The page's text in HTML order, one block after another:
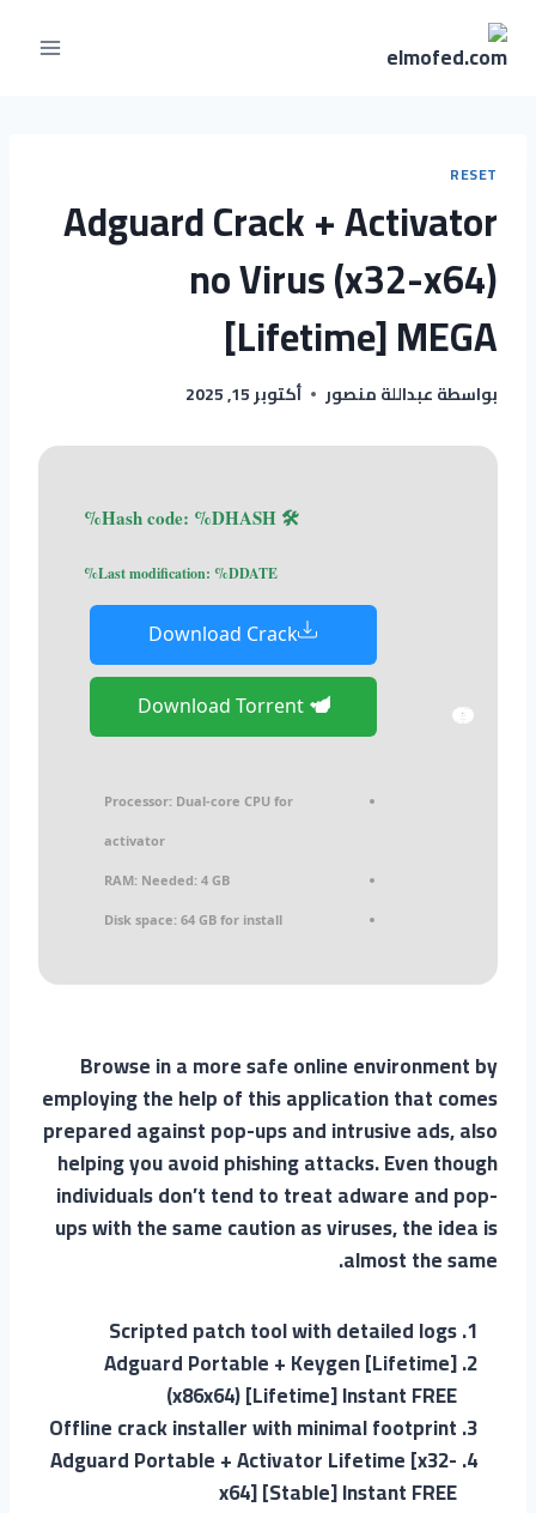
RESET
Adguard Crack + Activator
no Virus (x32-x64)
[Lifetime] MEGA
بواسطةعبداللة منصور أكتوبر 15, 2025
🛠 Hash code: %DHASH%
Last modification: %DDATE%
Download Crack
Download Torrent
Processor: Dual-core CPU for
activator
RAM: Needed: 4 GB
Disk space: 64 GB for install
Browse in a more safe online environment by
employing the help of this application that comes
prepared against pop-ups and intrusive ads, also
helping you avoid phishing attacks. Even though
individuals don’t tend to treat adware and pop-
ups with the same caution as viruses, the idea is
almost the same.
Scripted patch tool with detailed logs
Adguard Portable + Keygen [Lifetime]
(x86x64) [Lifetime] Instant FREE
Offline crack installer with minimal footprint
Adguard Portable + Activator Lifetime [x32-
x64] [Stable] Instant FREE